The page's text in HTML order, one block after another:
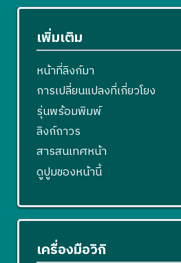
เพิ่มเติม
หน้าที่ลิงก์มา
การเปลี่ยนแปลงที่เกี่ยวโยง
รุ่นพร้อมพิมพ์
ลิงก์ถาวร
สารสนเทศหน้า
ดูปูมของหน้านี้
เครื่องมือวิกิ